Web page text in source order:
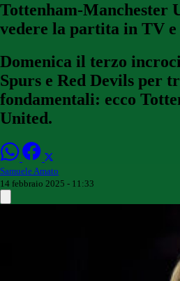
Tottenham-Manchester
vedere la partita in TV
Domenica il terzo
Spurs e Red Devils per
fondamentali: ecco
United.
Samuele Amato
14 febbraio 2025 - 11:33